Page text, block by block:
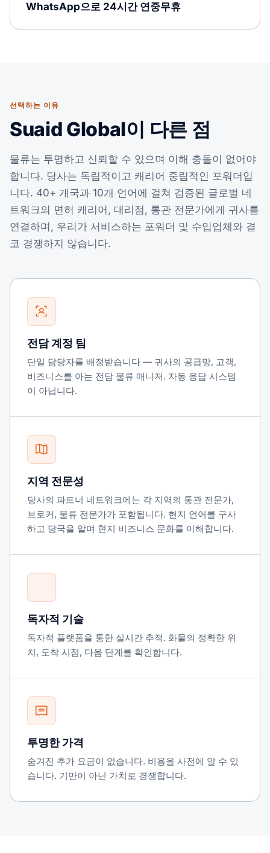
WhatsApp으로 24시간 연중무휴
선택하는 이유
Suaid Global이 다른 점
물류는 투명하고 신뢰할 수 있으며 이해 충돌이 없어야
합니다. 당사는 독립적이고 캐리어 중립적인 포워더입
니다. 40+ 개국과 10개 언어에 걸쳐 검증된 글로벌 네
트워크의 면허 캐리어, 대리점, 통관 전문가에게 귀사를
연결하며, 우리가 서비스하는 포워더 및 수입업체와 결
코 경쟁하지 않습니다.
전담 계정 팀
단일 담당자를 배정받습니다 — 귀사의 공급망, 고객,
비즈니스를 아는 전담 물류 매니저. 자동 응답 시스템
이 아닙니다.
지역 전문성
당사의 파트너 네트워크에는 각 지역의 통관 전문가,
브로커, 물류 전문가가 포함됩니다. 현지 언어를 구사
하고 당국을 알며 현지 비즈니스 문화를 이해합니다.
독자적 기술
독자적 플랫폼을 통한 실시간 추적. 화물의 정확한 위
치, 도착 시점, 다음 단계를 확인합니다.
투명한 가격
숨겨진 추가 요금이 없습니다. 비용을 사전에 알 수 있
습니다. 기만이 아닌 가치로 경쟁합니다.